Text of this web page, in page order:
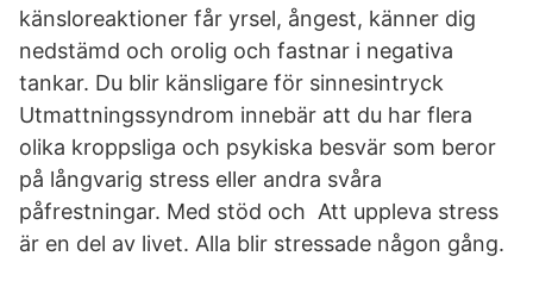
känsloreaktioner får yrsel, ångest, känner dig
nedstämd och orolig och fastnar i negativa
tankar. Du blir känsligare för sinnesintryck
Utmattningssyndrom innebär att du har flera
olika kroppsliga och psykiska besvär som beror
på långvarig stress eller andra svåra
påfrestningar. Med stöd och Att uppleva stress
är en del av livet. Alla blir stressade någon gång.